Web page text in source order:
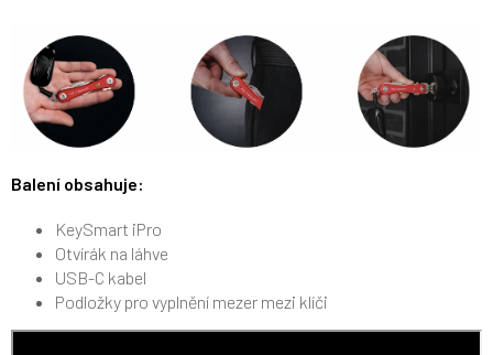
Balení obsahuje:
KeySmart iPro
Otvírák na láhve
USB-C kabel
Podložky pro vyplnění mezer mezi klíči